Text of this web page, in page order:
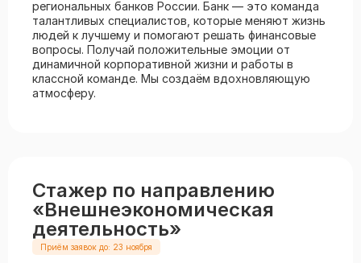
региональных банков России. Банк — это команда
талантливых специалистов, которые меняют жизнь
людей к лучшему и помогают решать финансовые
вопросы. Получай положительные эмоции от
динамичной корпоративной жизни и работы в
классной команде. Мы создаём вдохновляющую
атмосферу.
Стажер по направлению
«Внешнеэкономическая
деятельность»
Приём заявок до: 23 ноября